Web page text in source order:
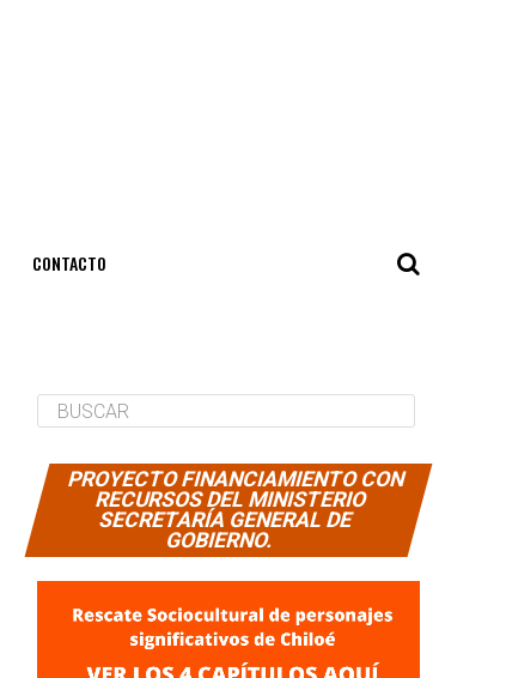
CONTACTO
PROYECTO FINANCIAMIENTO CON
RECURSOS DEL MINISTERIO
SECRETARÍA GENERAL DE
GOBIERNO.